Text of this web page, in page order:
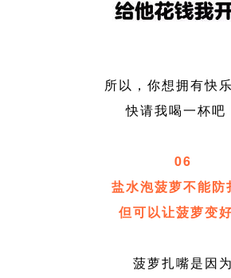
所以，你想拥有快
快请我喝一杯吧
06
盐水泡菠萝不能防
但可以让菠萝变
菠萝扎嘴是因为